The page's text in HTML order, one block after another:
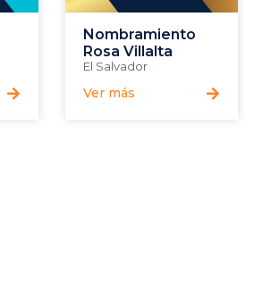
Nombramiento
Rosa Villalta
El Salvador
Ver más